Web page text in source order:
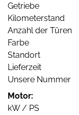
Getriebe
Kilometerstand
Anzahl der Türen
Farbe
Standort
Lieferzeit
Unsere Nummer
Motor:
kW / PS